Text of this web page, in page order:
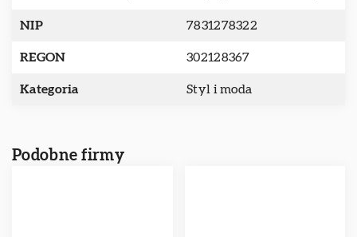
NIP 7831278322
REGON 302128367
Kategoria Styl i moda
Podobne firmy